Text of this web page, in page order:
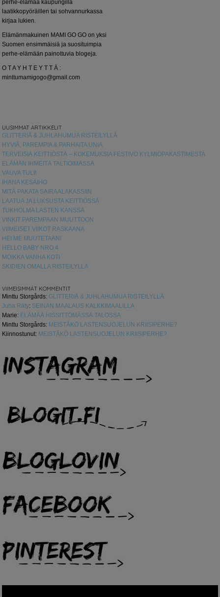
perhe-elämää kaupungilla
laatikkopyöräillen tai sohvannurkassa
kirjaa lukien.
Elämänmakuinen MAMI GO GO on yksi
Suomen ensimmäisiä ja suosituimpia
perhe-elämään painottuvia blogeja.
O T A Y H T E Y T T Ä :
minttumamigogo@gmail.com
UUSIMMAT ARTIKKELIT
GLITTERIÄ & JUHLAHUMUA RISTEILYLLÄ
HYVIÄ, PAREMPIA & PARHAITA UNIA
TERVEISIÄ KEITTIÖSTÄ – KOKEMUKSIA FESTIVO KYLMIÖPAKASTIMESTA
ELÄMÄN IHMEITÄ TALTIOIMASSA
VAUVA TULI!
IHANA KESÄIHO
MITÄ PAKATA SAIRAALAKASSIIN
LAATUA JA LUKSUSTA KEITTIÖSSÄ
TUKHOLMA LASTEN KANSSA
VINKIT PAREMPAAN MUUTTOON
VIIMEISET VIIKOT RASKAANA
HEI ME MUUTETAAN!
HELLO BABY NRO 4
MOIKKA VANHA KOTI
SKIDIEN OMALLA RISTEILYLLÄ
VIIMEISIMMÄT KOMMENTIT
Minttu Storgårds: GLITTERIÄ & JUHLAHUMUA RISTEILYLLÄ
Juha Räty: SEINÄN MAALAUS KALKKIMAALILLA
Marie: ELÄMÄÄ HISSITTÖMÄSSÄ TALOSSA
Minttu Storgårds: MEISTÄKÖ LASTENSUOJELUN KRIISIPERHE?
Kiinnostunut: MEISTÄKÖ LASTENSUOJELUN KRIISIPERHE?